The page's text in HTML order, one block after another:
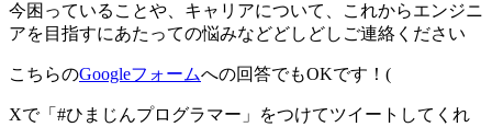
今困っていることや、キャリアについて、これからエンジニ
アを目指すにあたっての悩みなどどしどしご連絡ください
こちらのGoogleフォームへの回答でもOKです！(
Xで「#ひまじんプログラマー」をつけてツイートしてくれ